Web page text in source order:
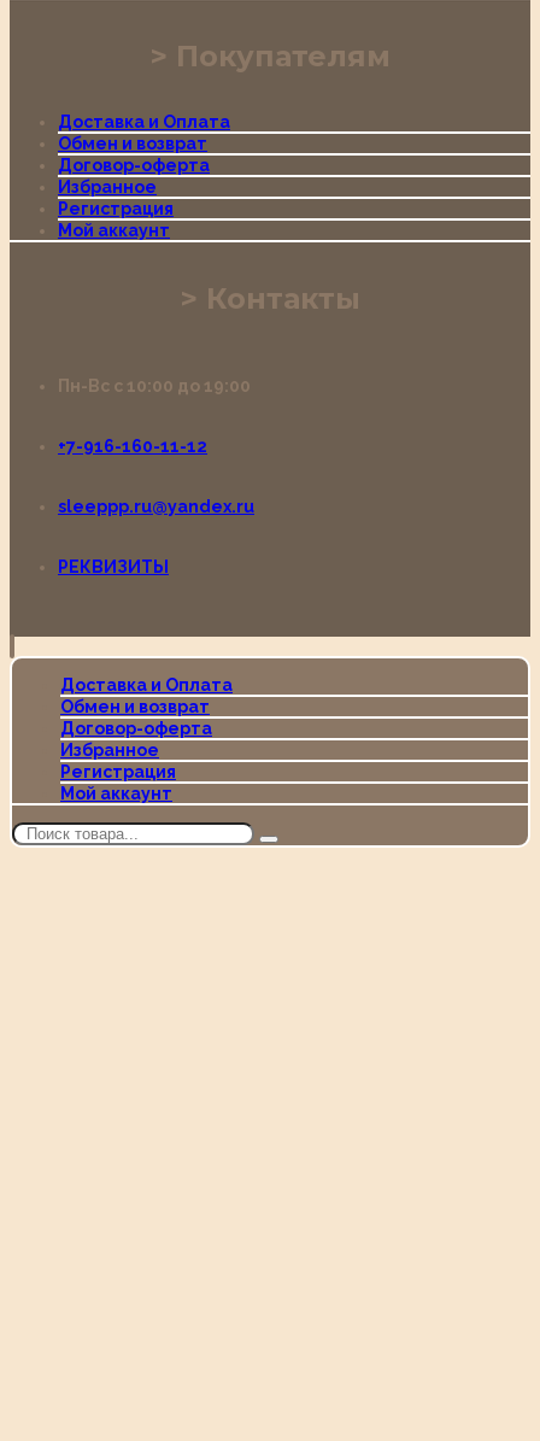
Покупателям
Доставка и Оплата
Обмен и возврат
Договор-оферта
Избранное
Регистрация
Мой аккаунт
Контакты
Пн-Вс с 10:00 до 19:00
+7-916-160-11-12
sleeppp.ru@yandex.ru
РЕКВИЗИТЫ
Доставка и Оплата
Обмен и возврат
Договор-оферта
Избранное
Регистрация
Мой аккаунт